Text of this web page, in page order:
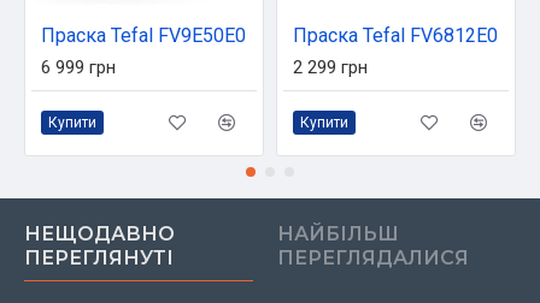
Праска Tefal FV9E50E0
6 999 грн
Купити
Праска Tefal FV6812E0
2 299 грн
Купити
НЕЩОДАВНО
ПЕРЕГЛЯНУТІ
НАЙБІЛЬШ
ПЕРЕГЛЯДАЛИСЯ